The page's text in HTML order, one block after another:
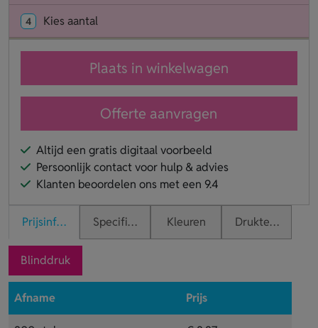
4 Kies aantal
Plaats in winkelwagen
Offerte aanvragen
Altijd een gratis digitaal voorbeeld
Persoonlijk contact voor hulp & advies
Klanten beoordelen ons met een 9.4
PrijsinformatieSpecificaties Kleuren Druktechnieken
Blinddruk
Afname Prijs